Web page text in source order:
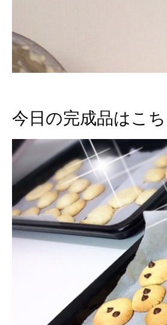
今日の完成品はこち